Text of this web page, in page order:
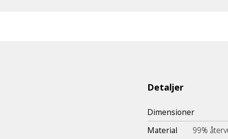
Detaljer
Dimensioner
Material
99%